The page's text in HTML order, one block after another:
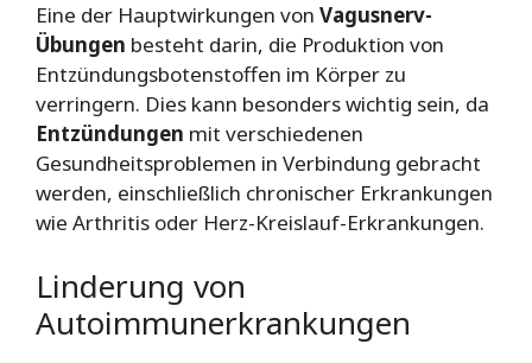
Eine der Hauptwirkungen von Vagusnerv-
Übungen besteht darin, die Produktion von
Entzündungsbotenstoffen im Körper zu
verringern. Dies kann besonders wichtig sein, da
Entzündungen mit verschiedenen
Gesundheitsproblemen in Verbindung gebracht
werden, einschließlich chronischer Erkrankungen
wie Arthritis oder Herz-Kreislauf-Erkrankungen.
Linderung von
Autoimmunerkrankungen